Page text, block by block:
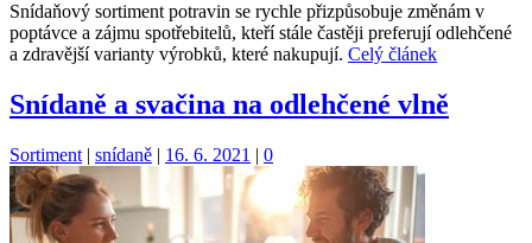
Snídaňový sortiment potravin se rychle přizpůsobuje změnám v
poptávce a zájmu spotřebitelů, kteří stále častěji preferují odlehčené
a zdravější varianty výrobků, které nakupují. Celý článek
Snídaně a svačina na odlehčené vlně
Kategorie:
Sortiment | Štítky:
snídaně | 16. 6. 2021 | 0